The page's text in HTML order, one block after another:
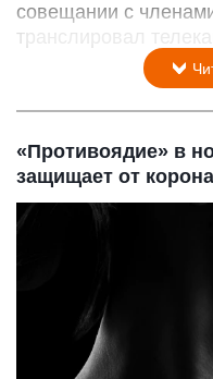
совещании с
транслировал
«Противоядие» в
защищает от